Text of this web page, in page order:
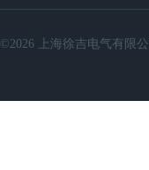
©2026 上海徐吉电气有限